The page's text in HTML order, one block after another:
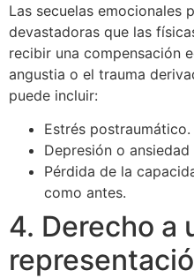
Las secuelas emocionales
devastadoras que las
recibir una compensación
angustia o el trauma
puede incluir:
Estrés postraumático.
Depresión o
Pérdida de la
como antes.
4. Derecho a